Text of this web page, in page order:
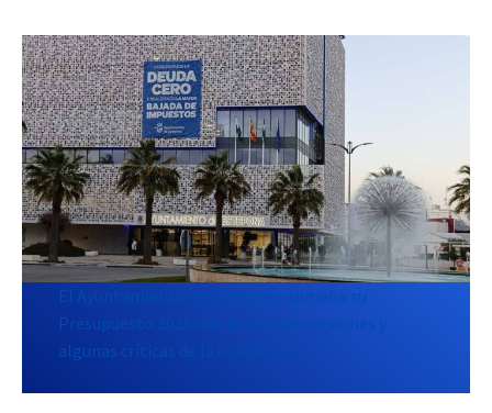
El Ayuntamiento de Estepona aprueba su
Presupuesto 2026 con grandes inversiones y
algunas críticas de la oposición